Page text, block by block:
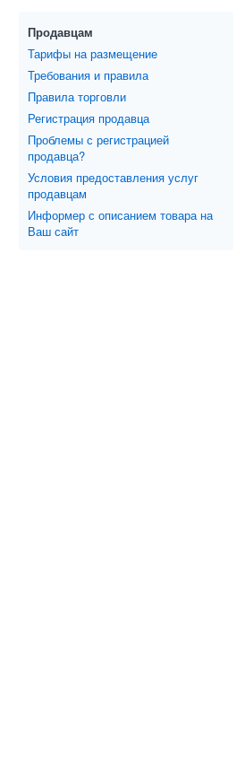
Продавцам
Тарифы на размещение
Требования и правила
Правила торговли
Регистрация продавца
Проблемы с регистрацией
продавца?
Условия предоставления услуг
продавцам
Информер с описанием товара на
Ваш сайт